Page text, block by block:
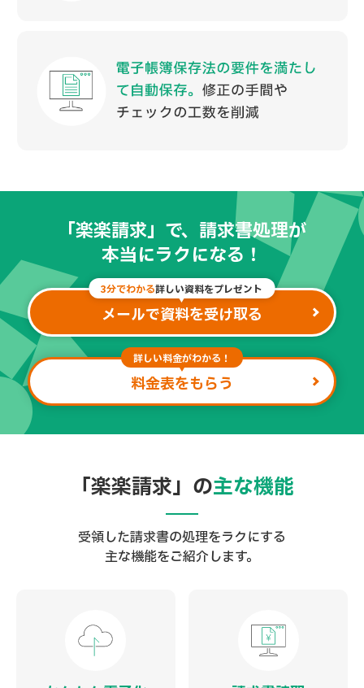
「楽楽請求」で、請求書処理が
本当にラクになる！
3分でわかる詳しい資料をプレゼント
メールで資料を受け取る
詳しい料金がわかる！
料金表をもらう
「楽楽請求」の主な機能
受領した請求書の処理をラクにする
主な機能をご紹介します。